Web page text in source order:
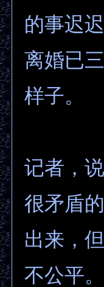
的事迟
离婚已
样子。
记者，
很矛盾
出来，
不公平